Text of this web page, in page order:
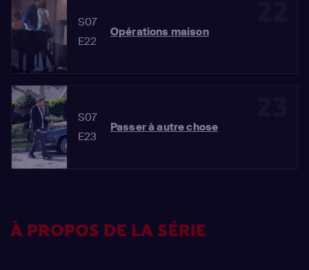
S07
E22
Opérations maison
S07
E23
Passer à autre chose
À PROPOS DE LA SÉRIE